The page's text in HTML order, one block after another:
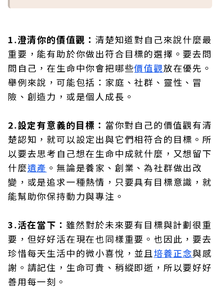
1.澄清你的價值觀： 清楚知道對自己來說什麼最
重要，能有助於你做出符合目標的選擇。要去問
問自己，在生命中你會把哪些價值觀放在優先。
舉例來說，可能包括：家庭、社群、靈性、冒
險、創造力，或是個人成長。
2.設定有意義的目標： 當你對自己的價值觀有清
楚認知，就可以設定出與它們相符合的目標。所
以要去思考自己想在生命中成就什麼，又想留下
什麼遺產 。無論是養家、創業、為社群做出改
變，或是追求一種熱情，只要具有目標意識，就
能幫助你保持動力與專注。
3.活在當下： 雖然對於未來要有目標與計劃很重
要，但好好活在現在也同樣重要。也因此，要去
珍惜每天生活中的微小喜悅，並且 培養正念與感
謝。請記住，生命可貴、稍縱即逝，所以要好好
善用每一刻。